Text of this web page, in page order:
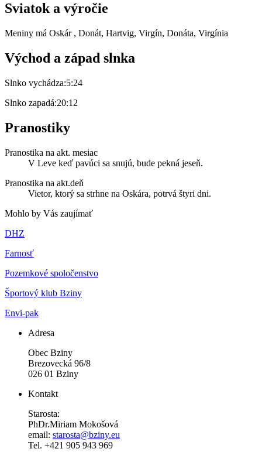
Sviatok a výročie
Meniny má Oskár , Donát, Hartvig, Virgín, Donáta, Virgínia
Východ a západ slnka
Slnko vychádza:5:24
Slnko zapadá:20:12
Pranostiky
Pranostika na akt. mesiac
V Leve keď pavúci sa snujú, bude pekná jeseň.
Pranostika na akt.deň
Vietor, ktorý sa strhne na Oskára, potrvá štyri dni.
Mohlo by Vás zaujímať
DHZ
Farnosť
Pozemkové spoločenstvo
Športový klub Bziny
Envi-pak
Adresa
Obec Bziny
Brezovecká 96/8
026 01 Bziny
Kontakt
Starosta:
PhDr.Miriam Mokošová
email: starosta@bziny.eu
Tel. +421 905 943 969